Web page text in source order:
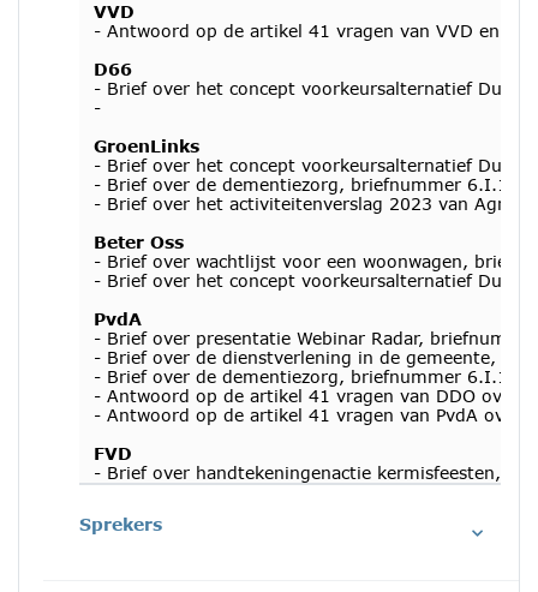
VVD
- Antwoord op de artikel 41 vragen van VVD en
D66
- Brief over het concept voorkeursalternatief
-
GroenLinks
- Brief over het concept voorkeursalternatief
- Brief over de dementiezorg, briefnummer 6.I.15,
- Brief over het activiteitenverslag 2023 van
Beter Oss
- Brief over wachtlijst voor een woonwagen,
- Brief over het concept voorkeursalternatief
PvdA
- Brief over presentatie Webinar Radar,
- Brief over de dienstverlening in de gemeente,
- Brief over de dementiezorg, briefnummer 6.I.15,
- Antwoord op de artikel 41 vragen van DDO over
- Antwoord op de artikel 41 vragen van PvdA over
FVD
- Brief over handtekeningenactie kermisfeesten,
Sprekers